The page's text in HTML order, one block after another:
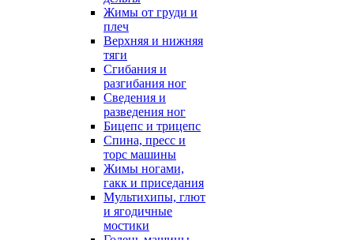
Жимы от груди и
плеч
Верхняя и нижняя
тяги
Сгибания и
разгибания ног
Сведения и
разведения ног
Бицепс и трицепс
Спина, пресс и
торс машины
Жимы ногами,
гакк и приседания
Мультихипы, глют
и ягодичные
мостики